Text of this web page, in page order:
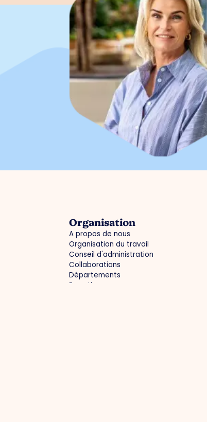
Organisation
A propos de nous
Organisation du travail
Conseil d'administration
Collaborations
Départements
Expertisegroepen